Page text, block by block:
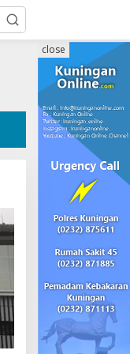
close